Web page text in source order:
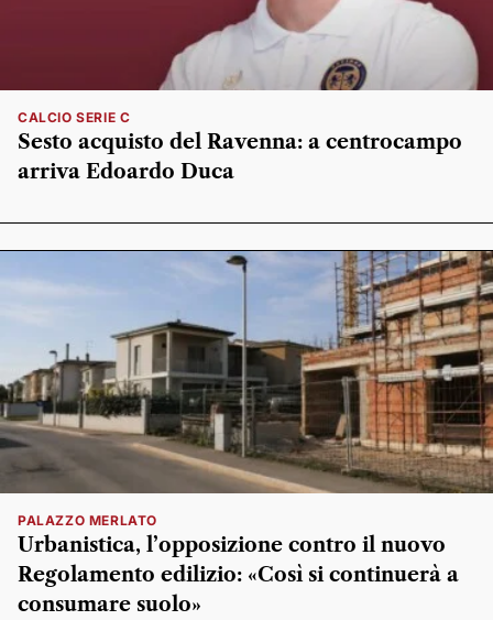
CALCIO SERIE C
Sesto acquisto del Ravenna: a centrocampo
arriva Edoardo Duca
PALAZZO MERLATO
Urbanistica, l’opposizione contro il nuovo
Regolamento edilizio: «Così si continuerà a
consumare suolo»